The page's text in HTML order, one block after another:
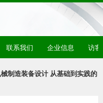
联系我们 企业信息 访客
制造装备设计 从基础到实践的